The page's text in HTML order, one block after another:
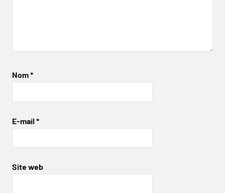
Nom*
E-mail *
Site web